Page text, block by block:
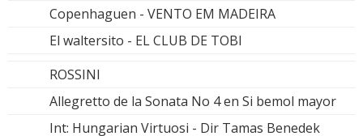
Copenhaguen - VENTO EM MADEIRA
El waltersito - EL CLUB DE TOBI
ROSSINI
Allegretto de la Sonata No 4 en Si bemol mayor
Int: Hungarian Virtuosi - Dir Tamas Benedek